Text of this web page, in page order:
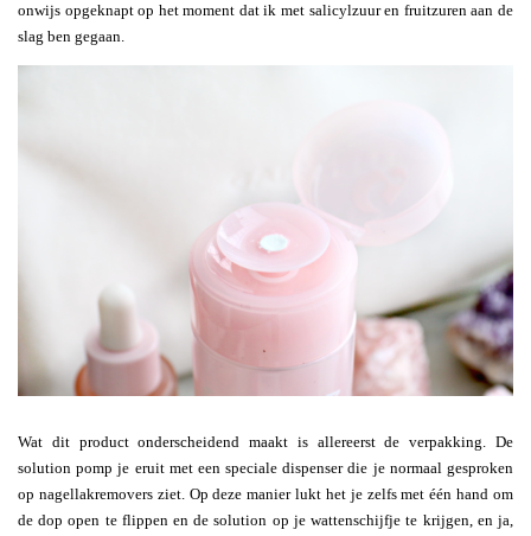
onwijs opgeknapt op het moment dat ik met salicylzuur en fruitzuren aan de
slag ben gegaan.
Wat dit product onderscheidend maakt is allereerst de verpakking. De
solution pomp je eruit met een speciale dispenser die je normaal gesproken
op nagellakremovers ziet. Op deze manier lukt het je zelfs met één hand om
de dop open te flippen en de solution op je wattenschijfje te krijgen, en ja,